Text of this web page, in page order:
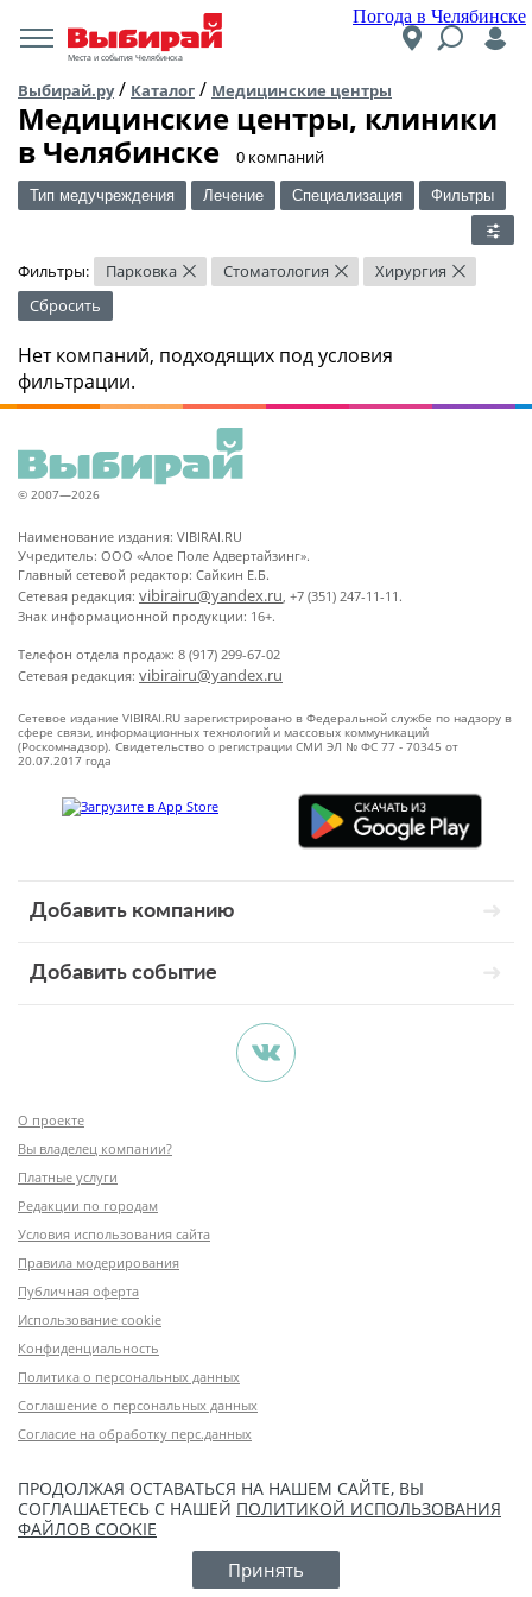
Погода в Челябинске
Места и события Челябинска
Выбирай.ру/ Каталог / Медицинские центры
Медицинские центры, клиники
в Челябинске
​0 компаний
Тип медучреждения Лечение Специализация Фильтры
Фильтры: Парковка × Стоматология × Хирургия ×
Сбросить
Нет компаний, подходящих под условия
фильтрации.
© 2007—2026
Наименование издания: VIBIRAI.RU
Учредитель: ООО «Алое Поле Адвертайзинг».
Главный сетевой редактор: Сайкин Е.Б.
Сетевая редакция: vibirairu@yandex.ru, +7 (351) 247-11-11.
Знак информационной продукции: 16+.
Телефон отдела продаж: 8 (917) 299-67-02
Сетевая редакция: vibirairu@yandex.ru
Сетевое издание VIBIRAI.RU зарегистрировано в Федеральной службе по надзору в
сфере связи, информационных технологий и массовых коммуникаций
(Роскомнадзор). Свидетельство о регистрации СМИ ЭЛ № ФС 77 - 70345 от
20.07.2017 года
Добавить компанию
Добавить событие
О проекте
Вы владелец компании?
Платные услуги
Редакции по городам
Условия использования сайта
Правила модерирования
Публичная оферта
Использование cookie
Конфиденциальность
Политика о персональных данных
Соглашение о персональных данных
Согласие на обработку перс.данных
ПРОДОЛЖАЯ ОСТАВАТЬСЯ НА НАШЕМ САЙТЕ, ВЫ
СОГЛАШАЕТЕСЬ С НАШЕЙ ПОЛИТИКОЙ ИСПОЛЬЗОВАНИЯ
ФАЙЛОВ COOKIE
Принять